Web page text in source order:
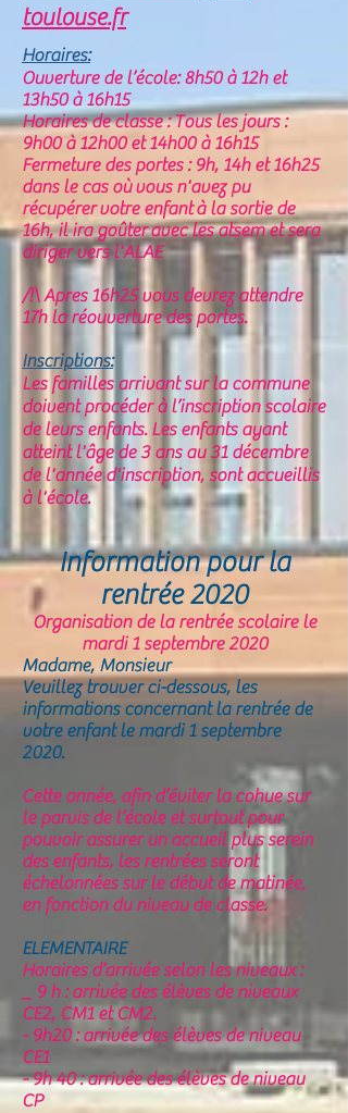
toulouse.fr
Horaires:
Ouverture de l’école: 8h50 à 12h et
13h50 à 16h15
Horaires de classe : Tous les jours :
9h00 à 12h00 et 14h00 à 16h15
Fermeture des portes : 9h, 14h et 16h25
dans le cas où vous n'avez pu
récupérer votre enfant à la sortie de
16h, il ira goûter avec les atsem et sera
diriger vers l'ALAE
/!\ Apres 16h25 vous devrez attendre
17h la réouverture des portes.
Inscriptions:
Les familles arrivant sur la commune
doivent procéder à l’inscription scolaire
de leurs enfants. Les enfants ayant
atteint l'âge de 3 ans au 31 décembre
de l'année d'inscription, sont accueillis
à l'école.
Information pour la
rentrée 2020
Organisation de la rentrée scolaire le
mardi 1 septembre 2020
Madame, Monsieur
Veuillez trouver ci-dessous, les
informations concernant la rentrée de
votre enfant le mardi 1 septembre
2020.
Cette année, afin d’éviter la cohue sur
le parvis de l’école et surtout pour
pouvoir assurer un accueil plus serein
des enfants, les rentrées seront
échelonnées sur le début de matinée,
en fonction du niveau de classe.
ELEMENTAIRE
Horaires d’arrivée selon les niveaux :
_ 9 h : arrivée des élèves de niveaux
CE2, CM1 et CM2.
- 9h20 : arrivée des élèves de niveau
CE1
- 9h 40 : arrivée des élèves de niveau
CP